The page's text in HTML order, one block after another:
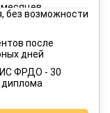
месяцев
месяцев
без возможности
после
дней
ФРДО - 30